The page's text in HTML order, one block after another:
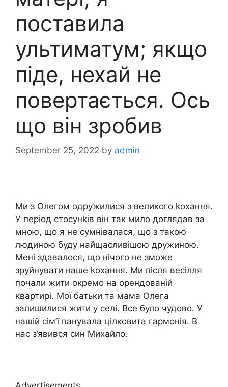
поставила
ультиматум; якщо
піде, нехай не
повертається. Ось
що він зробив
September 25, 2022 by admin
Ми з Олегом одружилися з великого kохання.
У період стосунkів він так мило доглядав за
мною, що я не сумнівалася, що з такою
людиною буду найщасливішою дружиною.
Мені здавалося, що нічого не зможе
зруйнувати наше kохання. Ми після весілля
почали жити окремо на орендованій
квартирі. Мої батьки та мама Олега
залишилися жити у селі. Все було чудово. У
нашій сім’ї панувала цілковита гармонія. В
нас з’явився син Михайло.